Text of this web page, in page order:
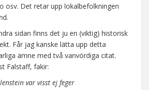
osv. Det retar upp lokalbefolkningen
sidan finns det ju en (viktig) historisk
Får jag kanske lätta upp detta
ämne med två vanvördiga citat.
Falstaff, fakir:
var visst ej feger